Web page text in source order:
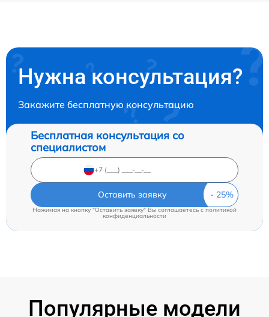
Нужна консультация?
Закажите бесплатную консультацию
Бесплатная консультация со
специалистом
Оставить заявку
Нажимая на кнопку "Оставить заявку" Вы соглашаетесь cполитикой
конфиденциальности
Популярные модели